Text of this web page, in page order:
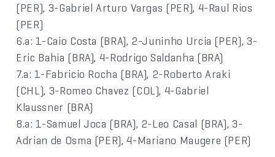
(PER), 3-Gabriel Arturo Vargas (PER), 4-Raul Rios
(PER)
6.a: 1-Caio Costa (BRA), 2-Juninho Urcia (PER), 3-
Eric Bahia (BRA), 4-Rodrigo Saldanha (BRA)
7.a: 1-Fabricio Rocha (BRA), 2-Roberto Araki
(CHL), 3-Romeo Chavez (COL), 4-Gabriel
Klaussner (BRA)
8.a: 1-Samuel Joca (BRA), 2-Leo Casal (BRA), 3-
Adrian de Osma (PER), 4-Mariano Maugere (PER)